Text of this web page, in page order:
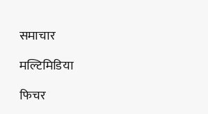
समाचार
मल्टिमिडिया
फिचर